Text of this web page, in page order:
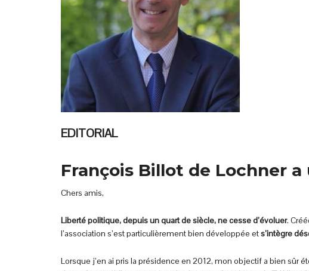
EDITORIAL
François Billot de Lochner
Chers amis,
Liberté politique, depuis un quart de siècle, ne cesse d’évoluer.
l’association s’est particulièrement bien développée ets’intègre
Lorsque j’en ai pris la présidence en 2012, mon objectif a bien sûr